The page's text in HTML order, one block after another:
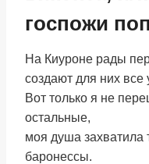
госпожи
На Киуроне рады
создают для них все
Вот только я не
остальные,
моя душа захватила
баронессы.